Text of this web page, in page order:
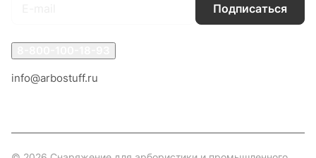
Подписаться
info@arbostuff.ru